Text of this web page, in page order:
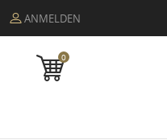
ANMELDEN
0